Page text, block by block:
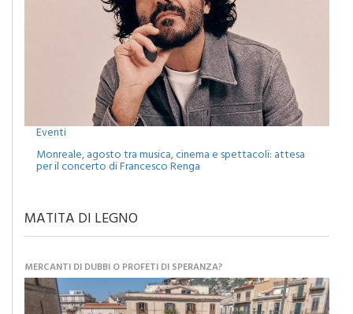
Eventi
Monreale, agosto tra musica, cinema e spettacoli: attesa
per il concerto di Francesco Renga
MATITA DI LEGNO
MERCANTI DI DUBBI O PROFETI DI SPERANZA?